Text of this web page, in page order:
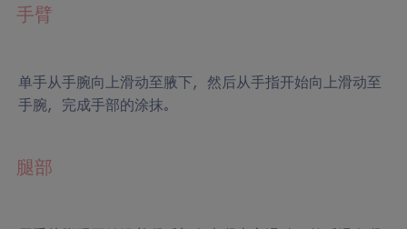
手臂
单手从手腕向上滑动至腋下，然后从手指开始向上滑动至
手腕，完成手部的涂抹。
腿部